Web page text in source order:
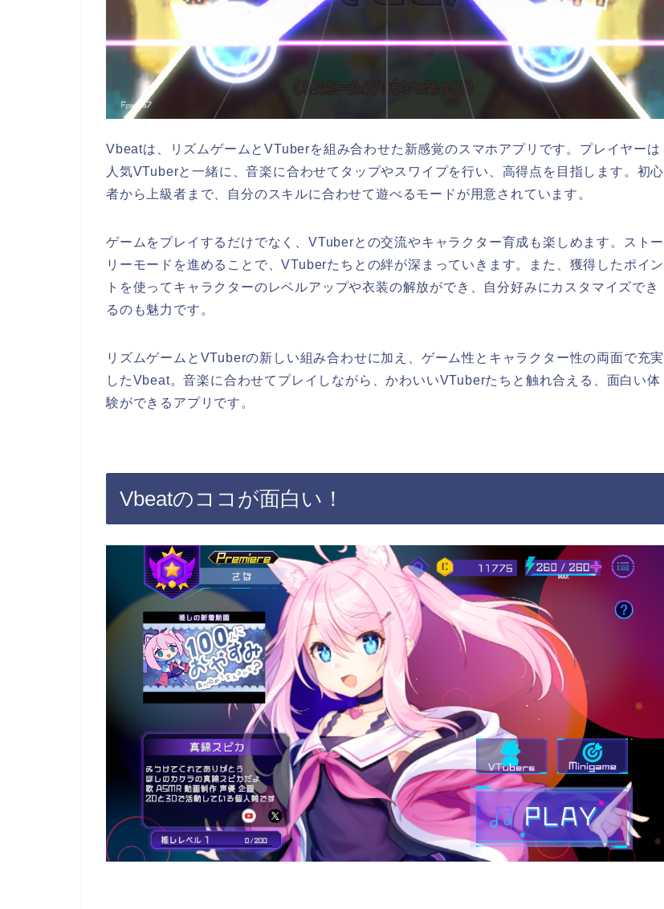
Vbeatは、リズムゲームとVTuberを組み合わせた新感覚のスマホアプリです。プレイヤーは
人気VTuberと一緒に、音楽に合わせてタップやスワイプを行い、高得点を目指します。初心
者から上級者まで、自分のスキルに合わせて遊べるモードが用意されています。
ゲームをプレイするだけでなく、VTuberとの交流やキャラクター育成も楽しめます。ストー
リーモードを進めることで、VTuberたちとの絆が深まっていきます。また、獲得したポイン
トを使ってキャラクターのレベルアップや衣装の解放ができ、自分好みにカスタマイズでき
るのも魅力です。
リズムゲームとVTuberの新しい組み合わせに加え、ゲーム性とキャラクター性の両面で充実
したVbeat。音楽に合わせてプレイしながら、かわいいVTuberたちと触れ合える、面白い体
験ができるアプリです。
Vbeatのココが面白い！